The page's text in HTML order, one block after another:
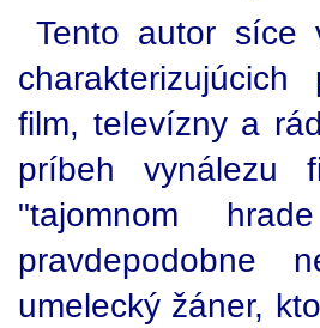
Tento autor síce
film, televízny a
príbeh vynálezu
"tajomnom
pravdepodobne
umelecký žáner,